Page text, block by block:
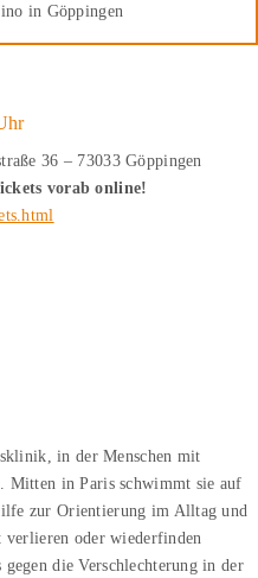
in Göppingen
36 – 73033 Göppingen
vorab online!
in der Menschen mit
Mitten in Paris schwimmt sie auf
zur Orientierung im Alltag und
oder wiederfinden
gegen die Verschlechterung in der